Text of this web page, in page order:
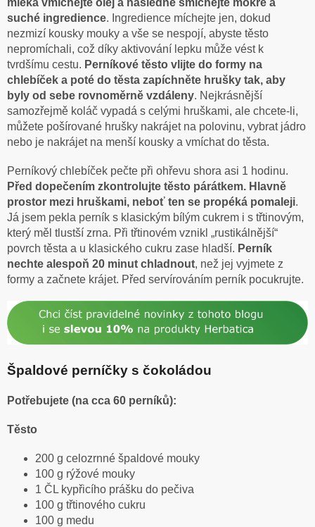
mléka vmíchejte olej a následně smíchejte mokré a
suché ingredience. Ingredience míchejte jen, dokud
nezmizí kousky mouky a vše se nespojí, abyste těsto
nepromíchali, což díky aktivování lepku může vést k
tvrdšímu cestu. Perníkové těsto vlijte do formy na
chlebíček a poté do těsta zapíchněte hrušky tak, aby
byly od sebe rovnoměrně vzdáleny. Nejkrásnější
samozřejmě koláč vypadá s celými hruškami, ale chcete-li,
můžete pošírované hrušky nakrájet na polovinu, vybrat jádro
nebo je nakrájet na menší kousky a vmíchat do těsta.
Perníkový chlebíček pečte při ohřevu shora asi 1 hodinu.
Před dopečením zkontrolujte těsto párátkem. Hlavně
prostor mezi hruškami, neboť ten se propéká pomaleji.
Já jsem pekla perník s klasickým bílým cukrem i s třtinovým,
který měl tlustší zrna. Při třtinovém vznikl „rustikálnější“
povrch těsta a u klasického cukru zase hladší. Perník
nechte alespoň 20 minut chladnout, než jej vyjmete z
formy a začnete krájet. Před servírováním perník pocukrujte.
Špaldové perníčky s čokoládou
Potřebujete (na cca 60 perníků):
Těsto
200 g celozrnné špaldové mouky
100 g rýžové mouky
1 ČL kypřicího prášku do pečiva
100 g třtinového cukru
100 g medu